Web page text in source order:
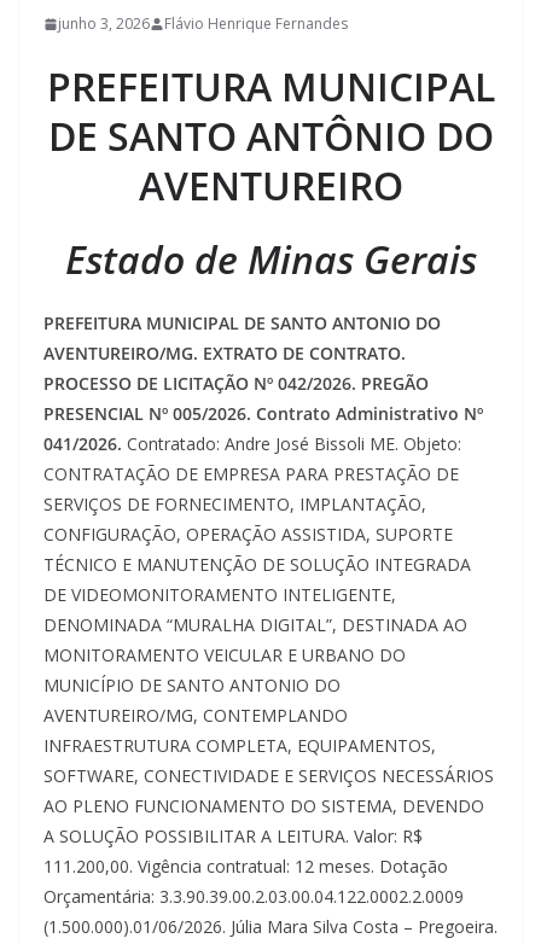
junho 3, 2026 Flávio Henrique Fernandes
PREFEITURA MUNICIPAL
DE SANTO ANTÔNIO DO
AVENTUREIRO
Estado de Minas Gerais
PREFEITURA MUNICIPAL DE SANTO ANTONIO DO
AVENTUREIRO/MG. EXTRATO DE CONTRATO.
PROCESSO DE LICITAÇÃO Nº 042/2026. PREGÃO
PRESENCIAL Nº 005/2026. Contrato Administrativo Nº
041/2026. Contratado: Andre José Bissoli ME. Objeto:
CONTRATAÇÃO DE EMPRESA PARA PRESTAÇÃO DE
SERVIÇOS DE FORNECIMENTO, IMPLANTAÇÃO,
CONFIGURAÇÃO, OPERAÇÃO ASSISTIDA, SUPORTE
TÉCNICO E MANUTENÇÃO DE SOLUÇÃO INTEGRADA
DE VIDEOMONITORAMENTO INTELIGENTE,
DENOMINADA “MURALHA DIGITAL”, DESTINADA AO
MONITORAMENTO VEICULAR E URBANO DO
MUNICÍPIO DE SANTO ANTONIO DO
AVENTUREIRO/MG, CONTEMPLANDO
INFRAESTRUTURA COMPLETA, EQUIPAMENTOS,
SOFTWARE, CONECTIVIDADE E SERVIÇOS NECESSÁRIOS
AO PLENO FUNCIONAMENTO DO SISTEMA, DEVENDO
A SOLUÇÃO POSSIBILITAR A LEITURA. Valor: R$
111.200,00. Vigência contratual: 12 meses. Dotação
Orçamentária: 3.3.90.39.00.2.03.00.04.122.0002.2.0009
(1.500.000).01/06/2026. Júlia Mara Silva Costa – Pregoeira.